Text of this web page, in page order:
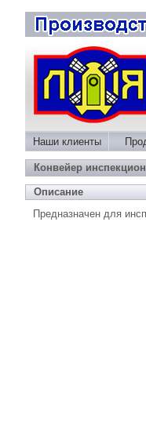
Наши клиенты
Конвейер
Описание
Предназначен для